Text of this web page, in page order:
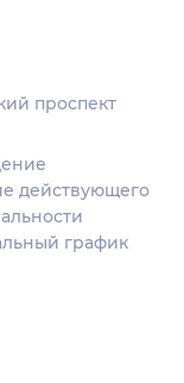
проспект
действующего
график